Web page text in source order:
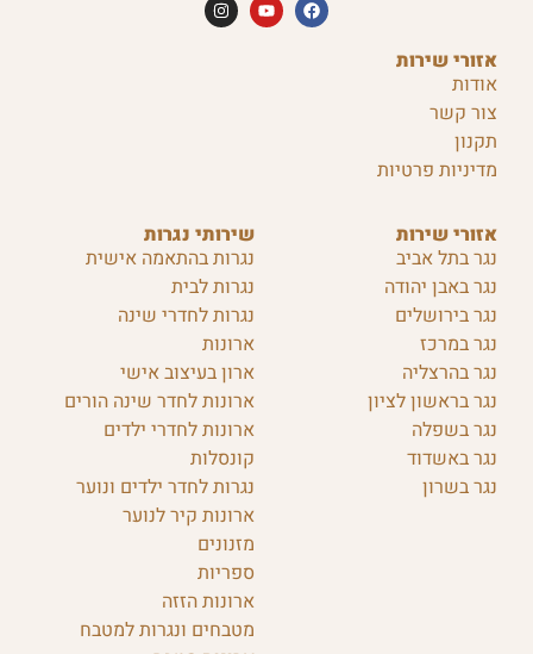
שירותי נגרות
נגרות בהתאמה אישית
נגרות לבית
נגרות לחדרי שינה
ארונות
ארון בעיצוב אישי
ארונות לחדר שינה הורים
ארונות לחדרי ילדים
קונסלות
נגרות לחדר ילדים ונוער
ארונות קיר לנוער
מזנונים
ספריות
ארונות הזזה
מטבחים ונגרות למטבח
אזורי שירות
נגר בתל אביב
נגר באבן יהודה
נגר בירושלים
נגר במרכז
נגר בהרצליה
נגר בראשון לציון
נגר בשפלה
נגר באשדוד
נגר בשרון
אזורי שירות
אודות
צור קשר
תקנון
מדיניות פרטיות